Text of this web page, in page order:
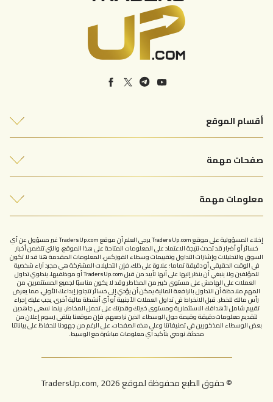
أقسام الموقع
التحليلات الفنية
صفحات مهمة
اتصل بنا
معلومات مهمة
شروط الاستخدام
إخلاء المسؤولية على موقع TradersUp.com يرجى العلم أن موقع TradersUp.com غير مسؤول عن أي
خسائر أو أضرار قد تحدث نتيجة الاعتماد على المعلومات المتاحة على هذا الموقع، والتي تتضمن أخبار
السوق والتحليلات وإشارات التداول وتقييمات وسطاء الفوركس، المعلومات المقدمة هنا قد لا تكون
في الوقت الحقيقي أو دقيقة تماما؛ علاوة على ذلك، فإن التحليلات المشتركة هي مجرد آراء شخصية
للمؤلفين ولا ينبغي أن ينظر إليها على أنها تأييد من قبل TradersUp.com أو موظفيها، ينطوي تداول
العملات على الهامش على مستوى كبير من المخاطر وقد لا يكون مناسبًا لجميع المستثمرين، من
المهم ملاحظة أن التداول بالرافعة المالية يمكن أن يؤدي إلى خسائر تتجاوز إيداعك الأولي، مما يعرض
رأس مالك للخطر. قبل الانخراط في تداول العملات الأجنبية أو أي أنشطة مالية أخرى، يجب عليك إجراء
تقييم شامل لأهدافك الاستثمارية ومستوى خبرتك وقدرتك على تحمل المخاطر، بينما نسعى جاهدين
لتقديم معلومات دقيقة وقيمة حول الوسطاء الذين نراجعهم، فإن موقعنا يتلقى رسوم إعلان من
بعض الوسطاء المذكورين في تصنيفاتنا وعلى هذه الصفحات، على الرغم من جهودنا للحفاظ على بياناتنا
محدثة، نوصي بتأكيد أي معلومات مباشرة مع الوسيط.
© حقوق الطبع محفوظة لموقع TradersUp.com, 2026